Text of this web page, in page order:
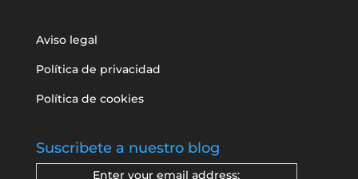
Aviso legal
Política de privacidad
Política de cookies
Suscribete a nuestro blog
Enter your email address: